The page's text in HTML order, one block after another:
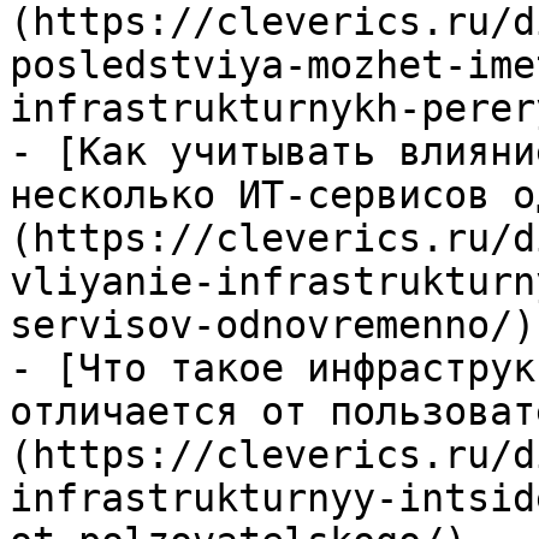
(https://cleverics.ru/
posledstviya-mozhet-
infrastrukturnykh-
- [Как учитывать
несколько ИТ-сервисов
(https://cleverics.ru/
vliyanie-
servisov-odnovremenno/)
- [Что такое
отличается от
(https://cleverics.ru/
infrastrukturnyy-